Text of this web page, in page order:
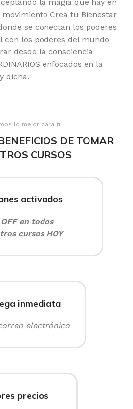
la magia que hay en
Crea tu Bienestar
se conectan los poderes
con los poderes del mundo
desde la consciencia
enfocados en la
dicha.
lo mejor para ti
DE TOMAR
CURSOS
activados
en todos
cursos HOY
inmediata
electrónico
precios